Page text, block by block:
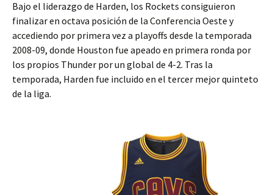
Bajo el liderazgo de Harden, los Rockets consiguieron
finalizar en octava posición de la Conferencia Oeste y
accediendo por primera vez a playoffs desde la temporada
2008-09, donde Houston fue apeado en primera ronda por
los propios Thunder por un global de 4-2. Tras la
temporada, Harden fue incluido en el tercer mejor quinteto
de la liga.